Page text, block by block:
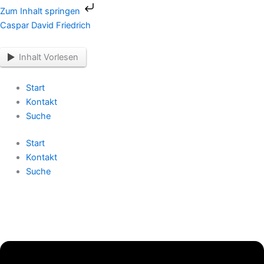
Zum Inhalt springen
Zum
Inhalt
Caspar David Friedrich
Inhalt Vorlesen
Start
Kontakt
Suche
Start
Kontakt
Suche
Menü
Menü